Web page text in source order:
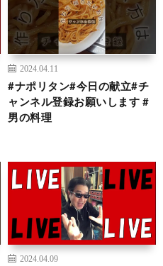
2024.04.11
#ナポリタン#今日の献立#チ
ャンネル登録お願いします #
男の料理
2024.04.09